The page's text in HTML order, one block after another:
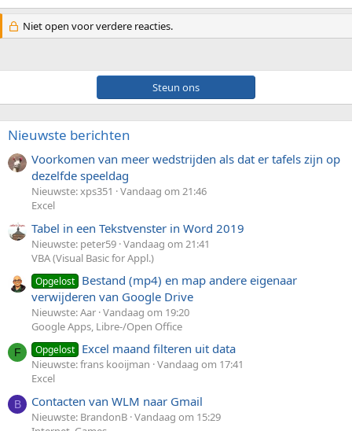
Niet open voor verdere reacties.
Steun ons
Nieuwste berichten
Voorkomen van meer wedstrijden als dat er tafels zijn op
dezelfde speeldag
Nieuwste: xps351
Vandaag om 21:46
Excel
Tabel in een Tekstvenster in Word 2019
Nieuwste: peter59 Vandaag om 21:41
VBA (Visual Basic for Appl.)
Opgelost Bestand (mp4) en map andere eigenaar
verwijderen van Google Drive
Nieuwste: Aar Vandaag om 19:20
Google Apps, Libre-/Open Office
F Opgelost Excel maand filteren uit data
Nieuwste: frans kooijman Vandaag om 17:41
Excel
B Contacten van WLM naar Gmail
Nieuwste: BrandonB Vandaag om 15:29